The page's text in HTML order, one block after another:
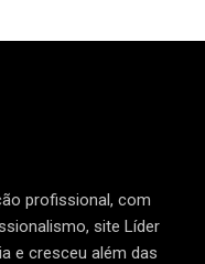
profissional, com
site Líder
e cresceu além das